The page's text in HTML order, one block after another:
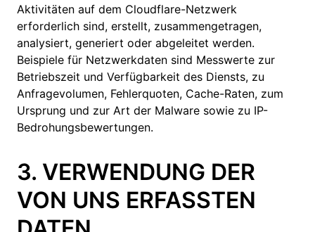
Aktivitäten auf dem Cloudflare-Netzwerk
erforderlich sind, erstellt, zusammengetragen,
analysiert, generiert oder abgeleitet werden.
Beispiele für Netzwerkdaten sind Messwerte zur
Betriebszeit und Verfügbarkeit des Diensts, zu
Anfragevolumen, Fehlerquoten, Cache-Raten, zum
Ursprung und zur Art der Malware sowie zu IP-
Bedrohungsbewertungen.
3. VERWENDUNG DER
VON UNS ERFASSTEN